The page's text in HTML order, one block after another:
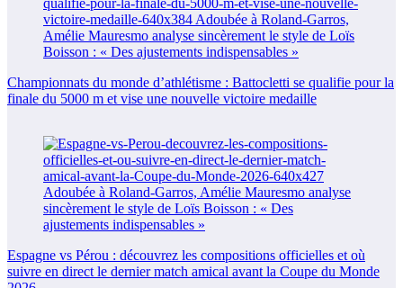
Championnats du monde d’athlétisme : Battocletti se qualifie pour la
finale du 5000 m et vise une nouvelle victoire medaille
Espagne vs Pérou : découvrez les compositions officielles et où
suivre en direct le dernier match amical avant la Coupe du Monde